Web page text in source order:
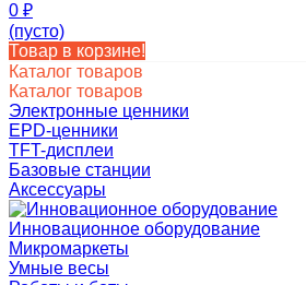
0 ₽
(пусто)
Товар в корзине!
Каталог товаров
Каталог товаров
Электронные ценники
EPD-ценники
TFT-дисплеи
Базовые станции
Аксессуары
Инновационное оборудование
Микромаркеты
Умные весы